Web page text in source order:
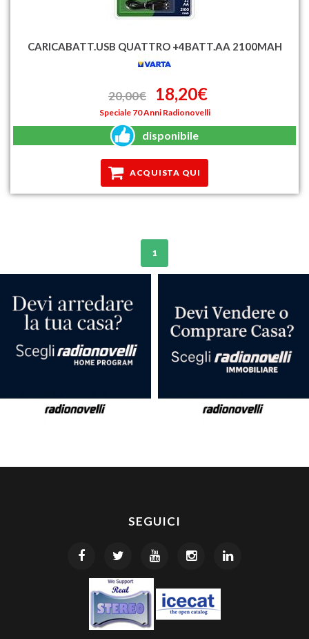
CARICABATT.USB QUATTRO +4BATT.AA 2100MAH
20,00€ 18,20€
Speciale 70 Anni Radionovelli
disponibile
ACQUISTA QUI
1
SEGUICI